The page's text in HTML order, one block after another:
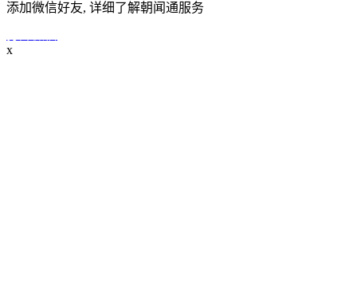
添加微信好友, 详细了解朝闻通服务
x